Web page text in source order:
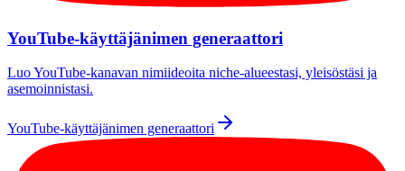
YouTube-käyttäjänimen generaattori
Luo YouTube-kanavan nimiideoita niche-alueestasi, yleisöstäsi ja
asemoinnistasi.
YouTube-käyttäjänimen generaattori